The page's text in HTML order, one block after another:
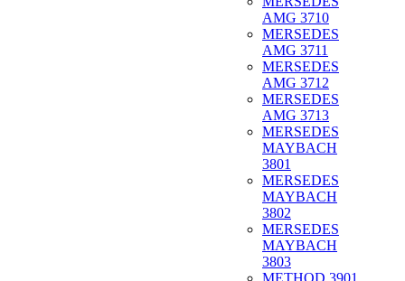
AMG 3710
MERSEDES
AMG 3711
MERSEDES
AMG 3712
MERSEDES
AMG 3713
MERSEDES
MAYBACH
3801
MERSEDES
MAYBACH
3802
MERSEDES
MAYBACH
3803
METHOD 3901